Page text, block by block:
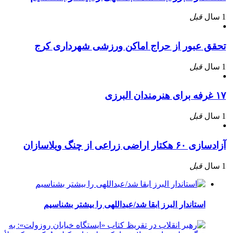
1 سال قبل
تحقق عبور از حراج اماکن ورزشی شهرداری کرج
1 سال قبل
۱۷ غرفه برای هنرمندان البرزی
1 سال قبل
آزادسازی ۶۰ هکتار اراضی زراعی از چنگ ویلاسازان
1 سال قبل
استاندار البرز ابقا شد/عبداللهی را بیشتر بشناسیم